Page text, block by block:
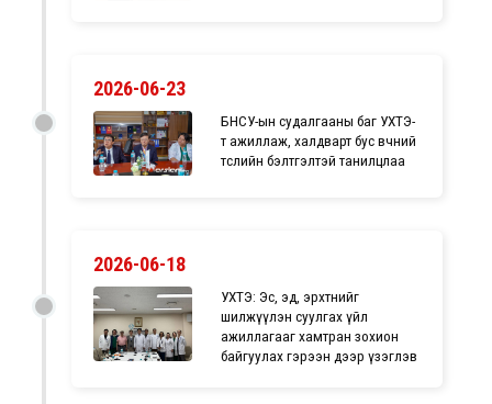
2026-06-23
БНСУ-ын судалгааны баг УХТЭ-
т ажиллаж, халдварт бус өвчний
төслийн бэлтгэлтэй танилцлаа
2026-06-18
УХТЭ: Эс, эд, эрхтнийг
шилжүүлэн суулгах үйл
ажиллагааг хамтран зохион
байгуулах гэрээн дээр үзэглэв